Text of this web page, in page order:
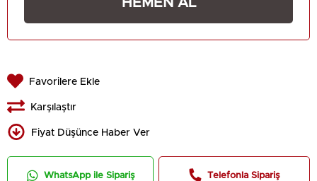
Favorilere Ekle
Karşılaştır
Fiyat Düşünce Haber Ver
WhatsApp ile Sipariş Telefonla Sipariş